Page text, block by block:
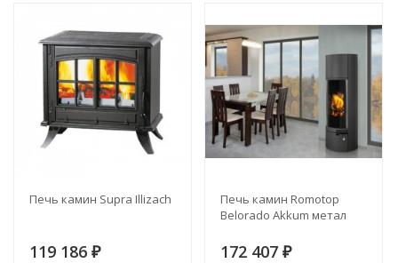
Печь камин Supra Illizach
119 186 ₽
Печь камин Romotop
Belorado Akkum метал
172 407 ₽